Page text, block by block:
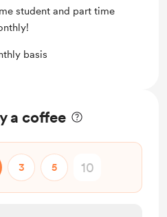
student and part time
basis
a coffee
3 5